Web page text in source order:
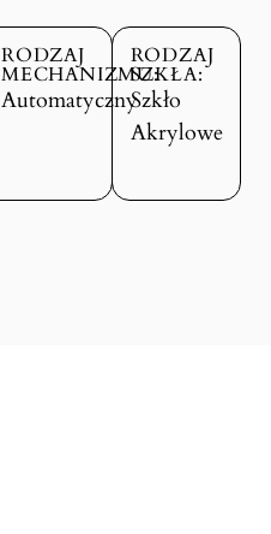
RODZAJ
MECHANIZMU:
Automatyczny
RODZAJ
SZKŁA:
Szkło
Akrylowe